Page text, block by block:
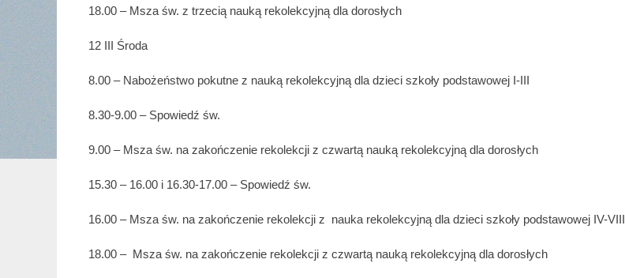
18.00 – Msza św. z trzecią nauką rekolekcyjną dla dorosłych
12 III Środa
8.00 – Nabożeństwo pokutne z nauką rekolekcyjną dla dzieci szkoły podstawowej I-III
8.30-9.00 – Spowiedź św.
9.00 – Msza św. na zakończenie rekolekcji z czwartą nauką rekolekcyjną dla dorosłych
15.30 – 16.00 i 16.30-17.00 – Spowiedź św.
16.00 – Msza św. na zakończenie rekolekcji z nauka rekolekcyjną dla dzieci szkoły podstawowej IV-VIII
18.00 – Msza św. na zakończenie rekolekcji z czwartą nauką rekolekcyjną dla dorosłych